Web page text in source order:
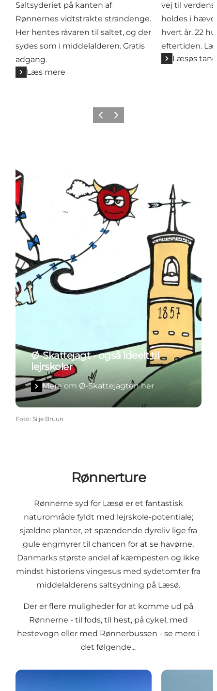
Saltsyderiet på kanten af
Rønnernes vidtstrakte strandenge.
Her hentes råvaren til saltet, og der
sydes som i middelalderen. Gratis
adgang.
Læs mere
vej til
holdes i
hvert år. 22
eftertiden.
Læsøs
Forrige billede
Næste billede
Ø-Skattejagt - også ideelt til
lejrskoler
Mere om Ø-Skattejagten her
Foto: Silje Bruun
Rønnerture
Rønnerne syd for Læsø er et fantastisk
naturområde fyldt med lejrskole-potentiale;
sjældne planter, et spændende dyreliv lige fra
gule engmyrer til chancen for at se havørne,
Danmarks største andel af kæmpesten og ikke
mindst historiens vingesus med sydetomter fra
middelalderens saltsydning på Læsø.
Der er flere muligheder for at komme ud på
Rønnerne - til fods, til hest, på cykel, med
hestevogn eller med Rønnerbussen - se mere i
det følgende...
Rønnerbussen